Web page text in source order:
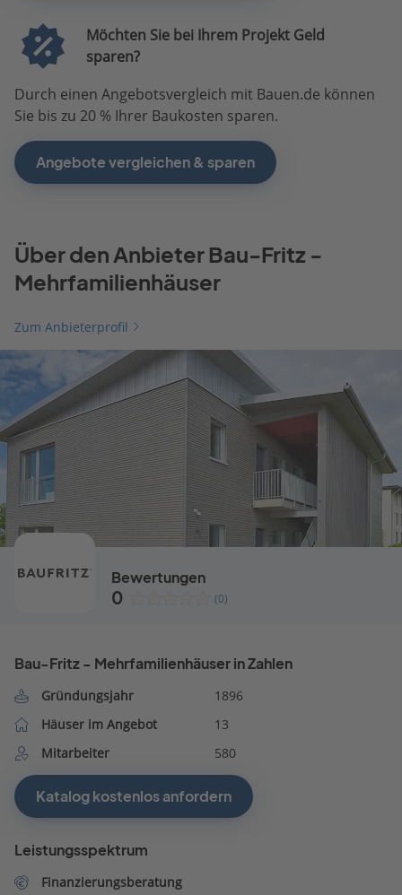
Möchten Sie bei Ihrem Projekt Geld
sparen?
Durch einen Angebotsvergleich mit Bauen.de können
Sie bis zu 20 % Ihrer Baukosten sparen.
Angebote vergleichen & sparen
Über den Anbieter Bau-Fritz -
Mehrfamilienhäuser
Zum Anbieterprofil
Bewertungen
0 (0)
Bau-Fritz - Mehrfamilienhäuser in Zahlen
Gründungsjahr
1896
Häuser im Angebot
13
Mitarbeiter
580
Katalog kostenlos anfordern
Leistungsspektrum
Finanzierungsberatung